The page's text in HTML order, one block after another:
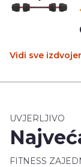
Vidi sve
UVJERLJIVO
FITNESS